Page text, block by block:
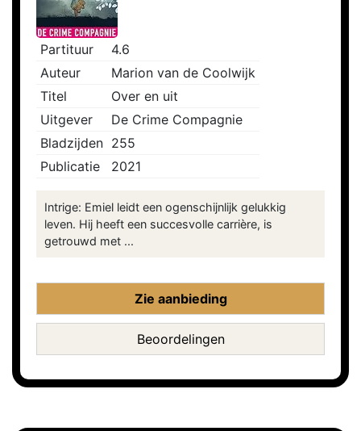
Partituur
4.6
Auteur
Marion van de Coolwijk
Titel
Over en uit
Uitgever
De Crime Compagnie
Bladzijden 255
Publicatie
2021
Intrige: Emiel leidt een ogenschijnlijk gelukkig
leven. Hij heeft een succesvolle carrière, is
getrouwd met ...
Zie aanbieding
Beoordelingen